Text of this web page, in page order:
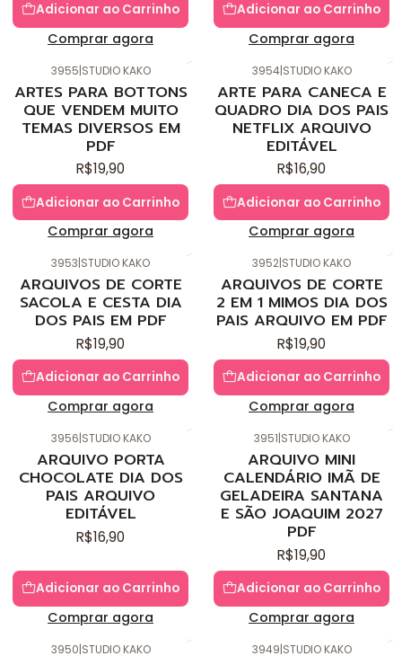
Adicionar ao Carrinho
Comprar agora
Adicionar ao Carrinho
Comprar agora
3955|STUDIO KAKO
ARTES PARA BOTTONS
QUE VENDEM MUITO
TEMAS DIVERSOS EM
PDF
R$19,90
Adicionar ao Carrinho
Comprar agora
3954|STUDIO KAKO
ARTE PARA CANECA E
QUADRO DIA DOS PAIS
NETFLIX ARQUIVO
EDITÁVEL
R$16,90
Adicionar ao Carrinho
Comprar agora
3953|STUDIO KAKO
ARQUIVOS DE CORTE
SACOLA E CESTA DIA
DOS PAIS EM PDF
R$19,90
Adicionar ao Carrinho
Comprar agora
3952|STUDIO KAKO
ARQUIVOS DE CORTE
2 EM 1 MIMOS DIA DOS
PAIS ARQUIVO EM PDF
R$19,90
Adicionar ao Carrinho
Comprar agora
3956|STUDIO KAKO
ARQUIVO PORTA
CHOCOLATE DIA DOS
PAIS ARQUIVO
EDITÁVEL
R$16,90
Adicionar ao Carrinho
Comprar agora
3951|STUDIO KAKO
ARQUIVO MINI
CALENDÁRIO IMÃ DE
GELADEIRA SANTANA
E SÃO JOAQUIM 2027
PDF
R$19,90
Adicionar ao Carrinho
Comprar agora
3950|STUDIO KAKO 3949|STUDIO KAKO